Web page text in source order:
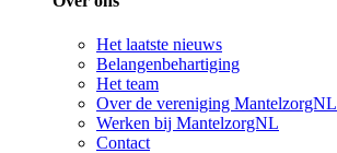
Het laatste nieuws
Belangenbehartiging
Het team
Over de vereniging MantelzorgNL
Werken bij MantelzorgNL
Contact